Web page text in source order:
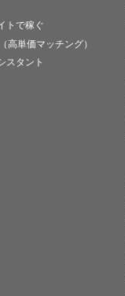
トで稼ぐ
高単価マッチング）
スタント